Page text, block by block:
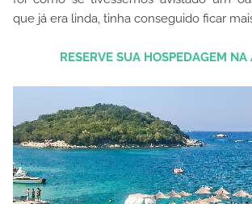
que já era linda, tinha conseguido ficar
RESERVE SUA HOSPEDAGEM